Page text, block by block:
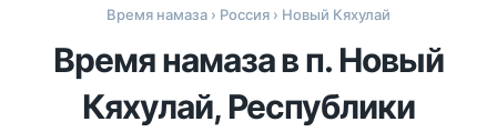
Время намаза › Россия › Новый Кяхулай
Время намаза в п. Новый
Кяхулай, Республики